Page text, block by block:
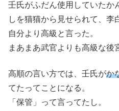
壬氏がふだん使用していたか
しを猫猫から見せられて、李
自分より高級と言った。
まあまあ武官よりも高級な後
高順の言い方では、壬氏がか
てたってことになる。
「保管」って言ってたし。